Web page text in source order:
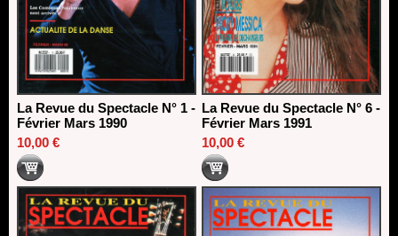
La Revue du Spectacle N° 1 -
Février Mars 1990
10,00 €
La Revue du Spectacle N° 6 -
Février Mars 1991
10,00 €